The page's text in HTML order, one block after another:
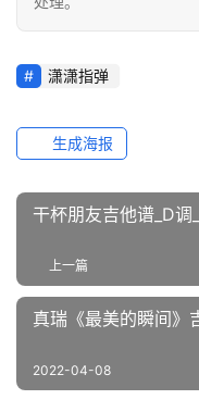
潇潇指弹
生成海报
干杯朋友吉他谱_D调
上一篇
真瑞《最美的瞬间》
2022-04-08